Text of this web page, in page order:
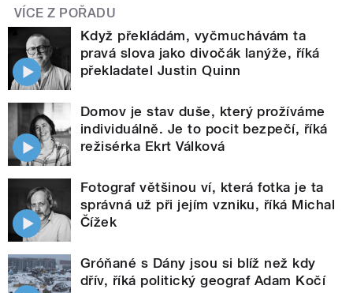
VÍCE Z POŘADU
Když překládám, vyčmuchávám ta
pravá slova jako divočák lanýže, říká
překladatel Justin Quinn
Domov je stav duše, který prožíváme
individuálně. Je to pocit bezpečí, říká
režisérka Ekrt Válková
Fotograf většinou ví, která fotka je ta
správná už při jejím vzniku, říká Michal
Čížek
Gróňané s Dány jsou si blíž než kdy
dřív, říká politický geograf Adam Kočí